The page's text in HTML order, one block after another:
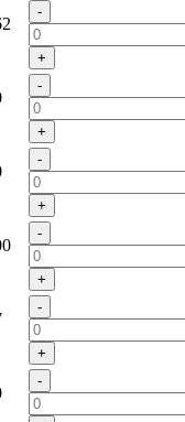
-
+
-
+
-
+
-
+
-
+
-